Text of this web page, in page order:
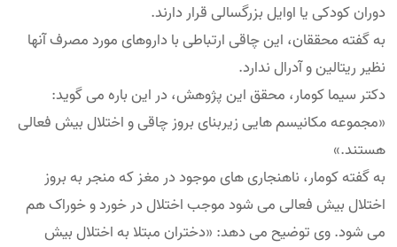
دوران کودکی یا اوایل بزرگسالی قرار دارند.
به گفته محققان، این چاقی ارتباطی با داروهای مورد مصرف آنها
نظیر ریتالین و آدرال ندارد.
دکتر سیما کومار، محقق این پژوهش، در این باره می گوید:
«مجموعه مکانیسم هایی زیربنای بروز چاقی و اختلال بیش فعالی
هستند.»
به گفته کومار، ناهنجاری های موجود در مغز که منجر به بروز
اختلال بیش فعالی می شود موجب اختلال در خورد و خوراک هم
می شود. وی توضیح می دهد: «دختران مبتلا به اختلال بیش